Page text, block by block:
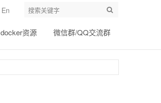
En
docker资源 微信群/QQ交流群